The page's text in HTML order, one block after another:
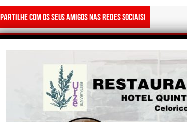
Partilhe com os seus amigos nas redes sociais!
Mulher detida após queima
autorizada provocar
incêndio em Fornos de